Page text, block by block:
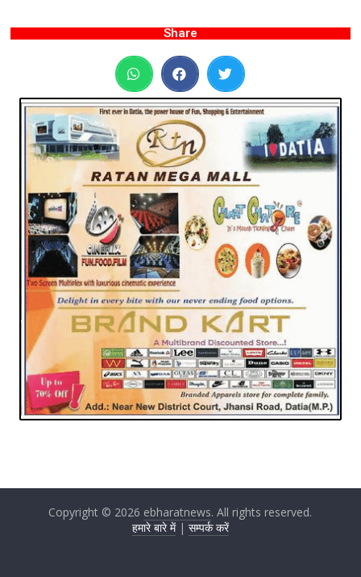
Share
Copyright © 2026 ebharatnews. All rights reserved.
हमारे बारे में| सम्पर्क करें